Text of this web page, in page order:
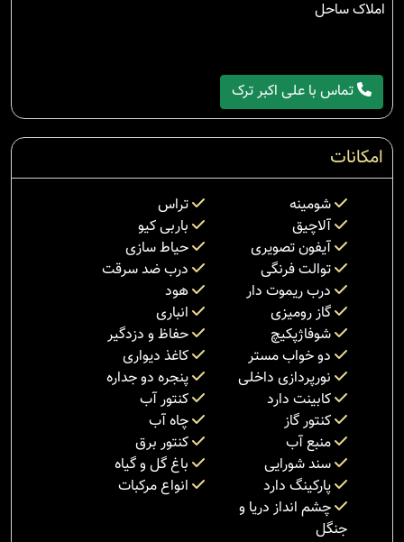
املاک ساحل
تماس با علی اکبر ترک
امکانات
شومینه
تراس
آلاچیق
باربی کیو
آیفون تصویری
حیاط سازی
توالت فرنگی
درب ضد سرقت
درب ریموت دار
هود
گاز رومیزی
انباری
شوفاژپکیچ
حفاظ و دزدگیر
دو خواب مستر
کاغذ دیواری
نورپردازی داخلی
پنجره دو جداره
کابینت دارد
کنتور آب
کنتور گاز
چاه آب
منبع آب
کنتور برق
سند شورایی
باغ گل و گیاه
پارکینگ دارد
انواع مرکبات
چشم انداز دریا و
جنگل